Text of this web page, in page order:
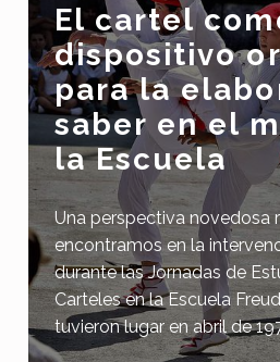
El cartel
dispositivo
para la
saber en el
la Escuela
Una perspectiva novedosa
encontramos en la
durante las Jornadas de
Carteles en la Escuela
tuvieron lugar en abril de